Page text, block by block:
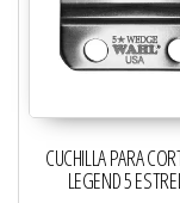
CUCHILLA PARA
LEGEND 5